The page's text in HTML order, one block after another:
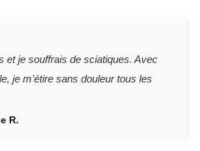
et je souffrais de sciatiques. Avec
je m’étire sans douleur tous les
R.